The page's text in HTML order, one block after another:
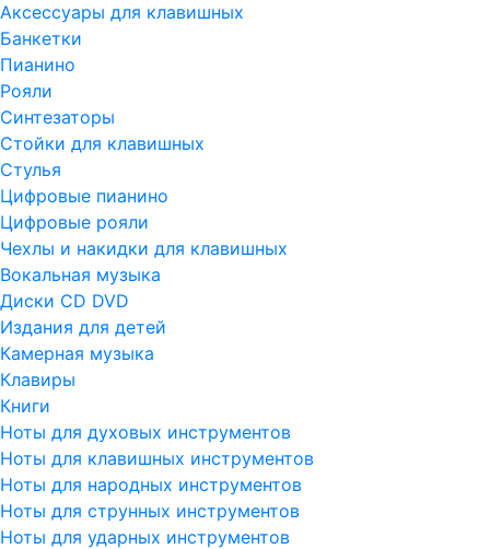
Аксессуары для клавишных
Банкетки
Пианино
Рояли
Синтезаторы
Стойки для клавишных
Стулья
Цифровые пианино
Цифровые рояли
Чехлы и накидки для клавишных
Вокальная музыка
Диски CD DVD
Издания для детей
Камерная музыка
Клавиры
Книги
Ноты для духовых инструментов
Ноты для клавишных инструментов
Ноты для народных инструментов
Ноты для струнных инструментов
Ноты для ударных инструментов